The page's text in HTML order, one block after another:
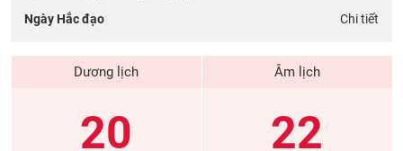
Ngày Hắc đạo
Chi tiết
Dương lịch
20
Âm lịch
22